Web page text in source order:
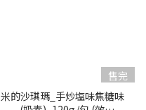
售完
米的沙琪瑪_手炒塩味焦糖味